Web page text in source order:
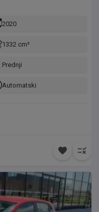
2020
1332 cm³
Prednji
Automatski